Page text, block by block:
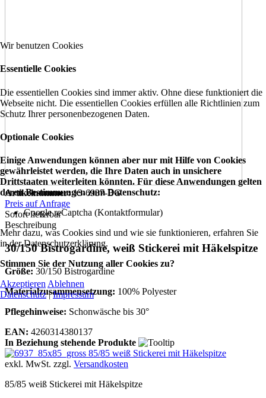
Artikelnummer:13-6937-BG
Preis auf Anfrage
Sofort lieferbar
Beschreibung
30/150 Bistrogardine, weiß Stickerei mit Häkelspitze
Größe: 30/150 Bistrogardine
Materialzusammensetzung: 100% Polyester
Pflegehinweise: Schonwäsche bis 30°
EAN: 4260314380137
In Beziehung stehende Produkte
85/85 weiß Stickerei mit Häkelspitze
exkl. MwSt. zzgl. Versandkosten
85/85 weiß Stickerei mit Häkelspitze
Wir benutzen Cookies
Essentielle Cookies
Die essentiellen Cookies sind immer aktiv. Ohne diese funktioniert die
Webseite nicht. Die essentiellen Cookies erfüllen alle Richtlinien zum
Schutz Ihrer personenbezogenen Daten.
Optionale Cookies
Einige Anwendungen können aber nur mit Hilfe von Cookies
gewährleistet werden, die Ihre Daten auch in unsichere
Drittstaaten weiterleiten könnten. Für diese Anwendungen gelten
deren Bestimmungen zum Datenschutz:
Google reCaptcha (Kontaktformular)
Mehr dazu, was Cookies sind und wie sie funktionieren, erfahren Sie
in der Datenschutzerklärung.
Stimmen Sie der Nutzung aller Cookies zu?
Akzeptieren Ablehnen
Datenschutz|Impressum